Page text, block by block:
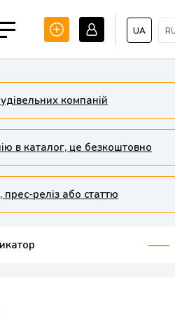
UA
компаній
в каталог, це безкоштовно
реліз або статтю